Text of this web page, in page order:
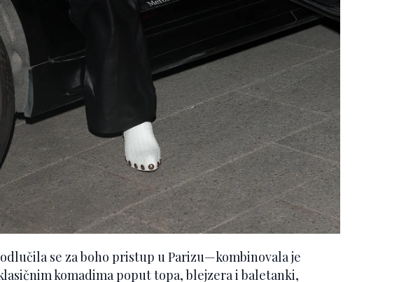
se za boho pristup u Parizu—kombinovala je
komadima poput topa, blejzera i baletanki,